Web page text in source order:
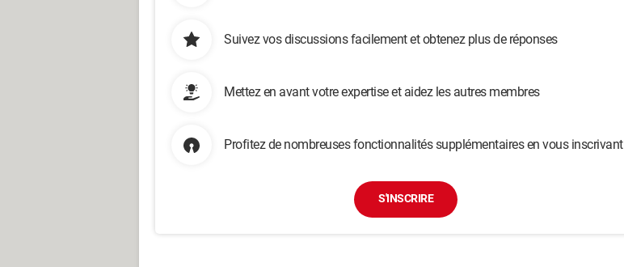
Suivez vos discussions facilement et obtenez plus de réponses
Mettez en avant votre expertise et aidez les autres membres
Profitez de nombreuses fonctionnalités supplémentaires en vous inscrivant
S'INSCRIRE